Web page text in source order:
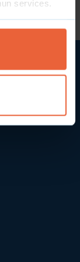
services.